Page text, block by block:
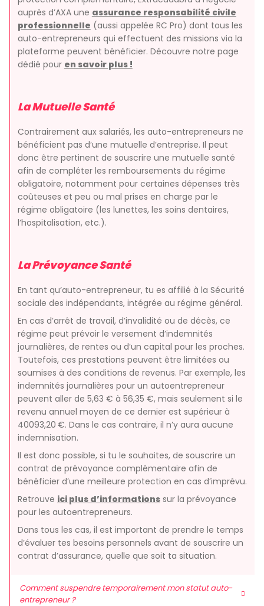
auprès d’AXA une assurance responsabilité civile
professionnelle (aussi appelée RC Pro) dont tous les
auto-entrepreneurs qui effectuent des missions via la
plateforme peuvent bénéficier. Découvre notre page
dédié pour en savoir plus !
La Mutuelle Santé
Contrairement aux salariés, les auto-entrepreneurs ne
bénéficient pas d’une mutuelle d’entreprise. Il peut
donc être pertinent de souscrire une mutuelle santé
afin de compléter les remboursements du régime
obligatoire, notamment pour certaines dépenses très
coûteuses et peu ou mal prises en charge par le
régime obligatoire (les lunettes, les soins dentaires,
l’hospitalisation, etc.).
La Prévoyance Santé
En tant qu’auto-entrepreneur, tu es affilié à la Sécurité
sociale des indépendants, intégrée au régime général.
En cas d’arrêt de travail, d’invalidité ou de décès, ce
régime peut prévoir le versement d’indemnités
journalières, de rentes ou d’un capital pour les proches.
Toutefois, ces prestations peuvent être limitées ou
soumises à des conditions de revenus. Par exemple, les
indemnités journalières pour un autoentrepreneur
peuvent aller de 5,63 € à 56,35 €, mais seulement si le
revenu annuel moyen de ce dernier est supérieur à
40093,20 €. Dans le cas contraire, il n’y aura aucune
indemnisation.
Il est donc possible, si tu le souhaites, de souscrire un
contrat de prévoyance complémentaire afin de
bénéficier d’une meilleure protection en cas d’imprévu.
Retrouve ici plus d’informationssur la prévoyance
pour les autoentrepreneurs.
Dans tous les cas, il est important de prendre le temps
d’évaluer tes besoins personnels avant de souscrire un
contrat d’assurance, quelle que soit ta situation.
Comment suspendre temporairement mon statut auto-
entrepreneur ?